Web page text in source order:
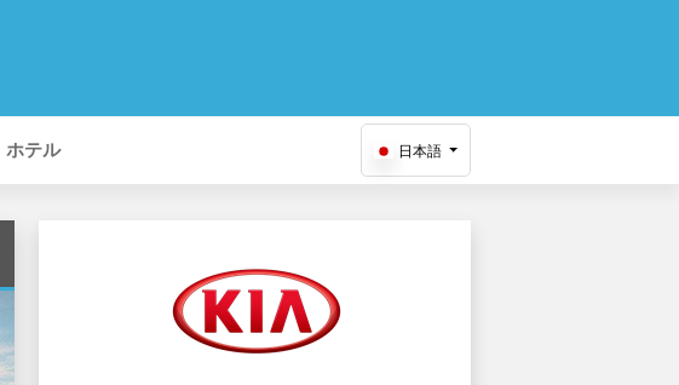
ホテル 日本語